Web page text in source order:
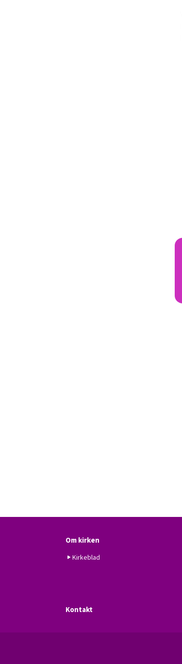
Om kirken
Kirkeblad
Kontakt